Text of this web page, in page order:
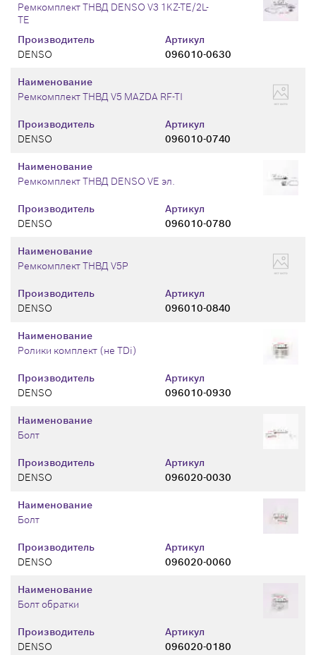
Производитель
DENSO
Артикул
096010-0630
Ремкомплект ТНВД DENSO V3 1KZ-TE/2L-
TE
Производитель
DENSO
Артикул
096010-0740
Наименование
Ремкомплект ТНВД V5 MAZDA RF-TI
Производитель
DENSO
Артикул
096010-0780
Наименование
Ремкомплект ТНВД DENSO VE эл.
Производитель
DENSO
Артикул
096010-0840
Наименование
Ремкомплект ТНВД V5P
Производитель
DENSO
Артикул
096010-0930
Наименование
Ролики комплект (не TDi)
Производитель
DENSO
Артикул
096020-0030
Наименование
Болт
Производитель
DENSO
Артикул
096020-0060
Наименование
Болт
Производитель
DENSO
Артикул
096020-0180
Наименование
Болт обратки